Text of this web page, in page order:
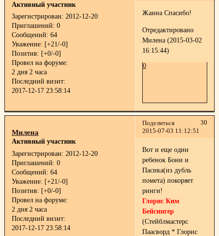
Активный участник
Зарегистрирован: 2012-12-20
Приглашений: 0
Сообщений: 64
Уважение: [+21/-0]
Позитив: [+0/-0]
Провел на форуме:
2 дня 2 часа
Последний визит:
2017-12-17 23:58:14
Жанна Спасибо!
Отредактировано
Милена (2015-03-02
16:15:44)
0
Поделиться
30
2015-07-03 11:12:51
Милена
Активный участник
Зарегистрирован: 2012-12-20
Приглашений: 0
Сообщений: 64
Уважение: [+21/-0]
Позитив: [+0/-0]
Провел на форуме:
2 дня 2 часа
Последний визит:
2017-12-17 23:58:14
Вот и еще один
ребенок Бони и
Пасика(из дубль
помета) покоряет
ринги!
Глорис Ким
Бейсингер
(Стейблмастерс
Паасворд * Глорис